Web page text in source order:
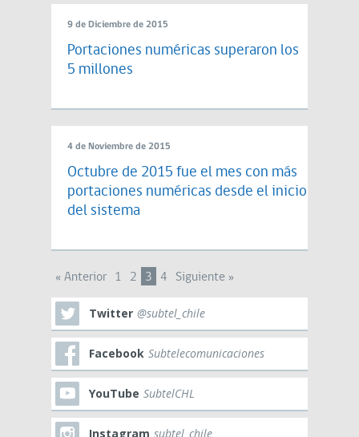
9 de Diciembre de 2015
Portaciones numéricas superaron los
5 millones
4 de Noviembre de 2015
Octubre de 2015 fue el mes con más
portaciones numéricas desde el inicio
del sistema
« Anterior 1 2 3 4 Siguiente »
Twitter @subtel_chile
Facebook Subtelecomunicaciones
YouTube SubtelCHL
Instagram subtel_chile